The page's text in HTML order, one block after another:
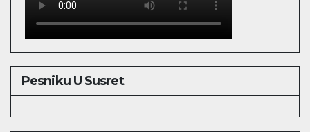
Pesniku U Susret